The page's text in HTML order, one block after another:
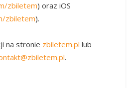
zbiletem) oraz iOS
zbiletem).
na stronie zbiletem.pl lub
.